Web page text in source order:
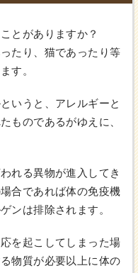
とがありますか？
たり、猫であったり等
す。
いうと、アレルギーと
ものであるがゆえに、
れる異物が進入してき
合であれば体の免疫機
ンは排除されます。
を起こしてしまった場
物質が必要以上に体の